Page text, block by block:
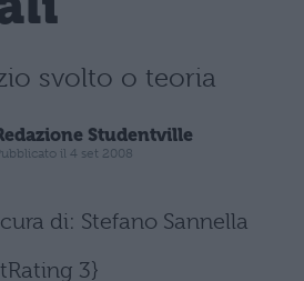
svolto o teoria
Studentville
il 4 set 2008
di: Stefano Sannella
3}